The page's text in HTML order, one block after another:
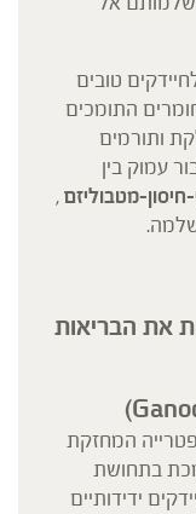
טובים
התומכים
ותורמים
עמוק בין
חיסון-מטבוליזם,
את הבריאות
המחזקת
בתחושת
ידידותיים